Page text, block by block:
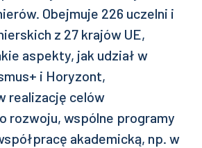
Obejmuje 226 uczelni i
z 27 krajów UE,
aspekty, jak udział w
i Horyzont,
realizację celów
rozwoju, wspólne programy
akademicką, np. w